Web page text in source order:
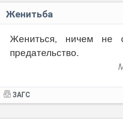
Женитьба
Жениться, ничем не
предательство.
ЗАГС